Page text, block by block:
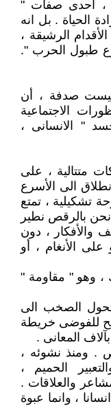
، احدى صفات "
الحياة . بل انه
الرشيقة ،
طبول الحرب ".
صدفة ، أن
الاجتماعية
" الانسانى ،
متتالية ، على
الى الأسرع
تشكيلية ، تمتع
نحن بالرقص نطير
والأفكار ، دون
الأنغام ، أو
وهو " مقاومة "
يتحول الصخب الى
للفوضى خريطة
المعانى .
. ومنذ نشوئه ،
الحميم ،
والعلاقات .
، وانما عبوة